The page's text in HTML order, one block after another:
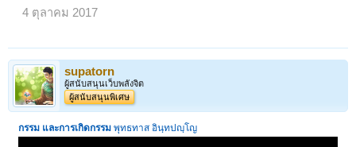
4 ตุลาคม 2017
supatorn
ผู้สนับสนุนเว็บพลังจิต
ผู้สนับสนุนพิเศษ
กรรม และการเกิดกรรม พุทธทาส อินฺทปญฺโญ